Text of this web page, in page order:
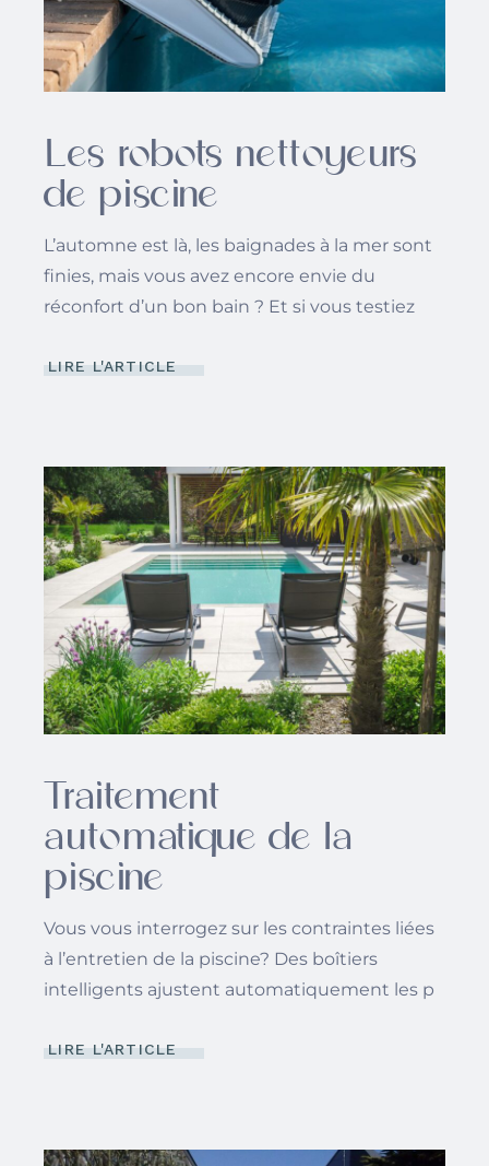
Les robots nettoyeurs
de piscine
L’automne est là, les baignades à la mer sont
finies, mais vous avez encore envie du
réconfort d’un bon bain ? Et si vous testiez
LIRE L'ARTICLE
Traitement
automatique de la
piscine
Vous vous interrogez sur les contraintes liées
à l’entretien de la piscine? Des boîtiers
intelligents ajustent automatiquement les p
LIRE L'ARTICLE